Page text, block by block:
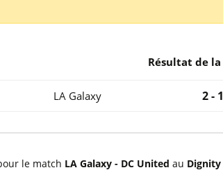
Pays-Bas
Billets Euro 2028
Résultat de
LA Galaxy 2 - 1
le match LA Galaxy - DC United au